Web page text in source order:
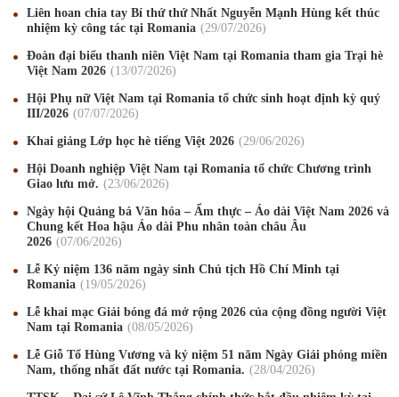
Liên hoan chia tay Bí thứ thứ Nhất Nguyễn Mạnh Hùng kết thúc
nhiệm kỳ công tác tại Romania
29/07/2026
Đoàn đại biểu thanh niên Việt Nam tại Romania tham gia Trại hè
Việt Nam 2026
13/07/2026
Hội Phụ nữ Việt Nam tại Romania tổ chức sinh hoạt định kỳ quý
III/2026
07/07/2026
Khai giảng Lớp học hè tiếng Việt 2026 29/06/2026
Hội Doanh nghiệp Việt Nam tại Romania tổ chức Chương trình
Giao lưu mở.
23/06/2026
Ngày hội Quảng bá Văn hóa – Ẩm thực – Áo dài Việt Nam 2026 và
Chung kết Hoa hậu Áo dài Phu nhân toàn châu Âu
2026
07/06/2026
Lễ Kỷ niệm 136 năm ngày sinh Chủ tịch Hồ Chí Minh tại
Romania
19/05/2026
Lễ khai mạc Giải bóng đá mở rộng 2026 của cộng đồng người Việt
Nam tại Romania
08/05/2026
Lễ Giỗ Tổ Hùng Vương và kỷ niệm 51 năm Ngày Giải phóng miền
Nam, thống nhất đất nước tại Romania.
28/04/2026
Mừng Xuân Canh Tý 2020 22/01 /2020